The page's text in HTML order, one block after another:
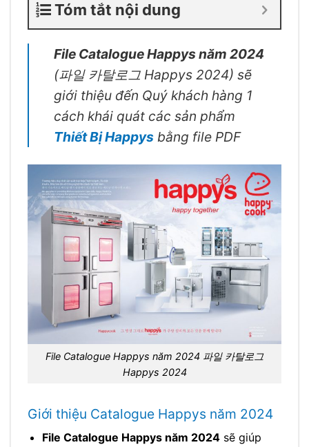
Tóm tắt nội dung
File Catalogue Happys năm 2024
(파일 카탈로그 Happys 2024) sẽ
giới thiệu đến Quý khách hàng 1
cách khái quát các sản phẩm
Thiết Bị Happys bằng file PDF
File Catalogue Happys năm 2024 파일 카탈로그
Happys 2024
Giới thiệu Catalogue Happys năm 2024
File Catalogue Happys năm 2024sẽ giúp